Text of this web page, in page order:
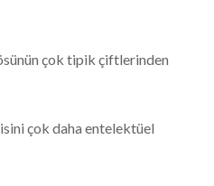
çok tipik çiftlerinden
çok daha entelektüel